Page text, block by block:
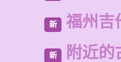
新 福州吉
新 附近